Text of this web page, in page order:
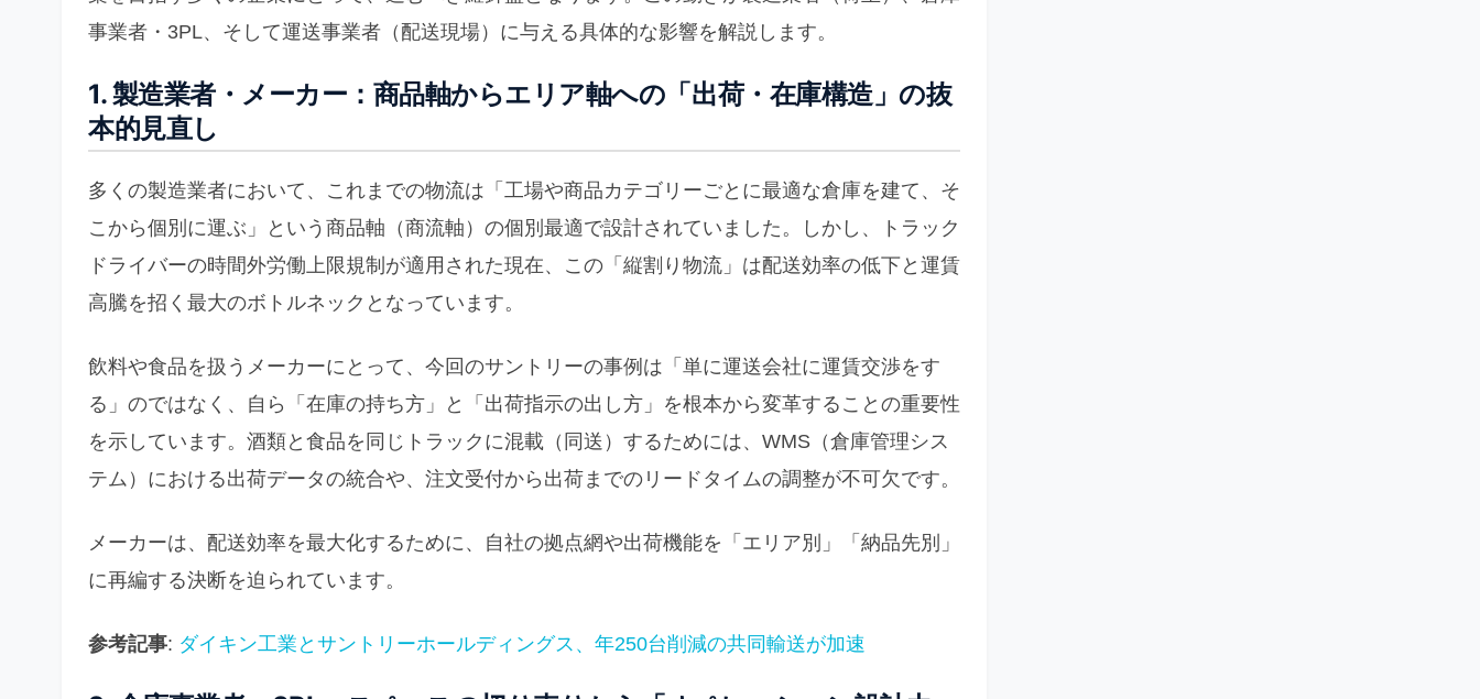
事業者・3PL、そして運送事業者（配送現場）に与える具体的な影響を解説します。
1. 製造業者・メーカー：商品軸からエリア軸への「出荷・在庫構造」の抜
本的見直し
多くの製造業者において、これまでの物流は「工場や商品カテゴリーごとに最適な倉庫を建て、そ
こから個別に運ぶ」という商品軸（商流軸）の個別最適で設計されていました。しかし、トラック
ドライバーの時間外労働上限規制が適用された現在、この「縦割り物流」は配送効率の低下と運賃
高騰を招く最大のボトルネックとなっています。
飲料や食品を扱うメーカーにとって、今回のサントリーの事例は「単に運送会社に運賃交渉をす
る」のではなく、自ら「在庫の持ち方」と「出荷指示の出し方」を根本から変革することの重要性
を示しています。酒類と食品を同じトラックに混載（同送）するためには、WMS（倉庫管理シス
テム）における出荷データの統合や、注文受付から出荷までのリードタイムの調整が不可欠です。
メーカーは、配送効率を最大化するために、自社の拠点網や出荷機能を「エリア別」「納品先別」
に再編する決断を迫られています。
参考記事: ダイキン工業とサントリーホールディングス、年250台削減の共同輸送が加速